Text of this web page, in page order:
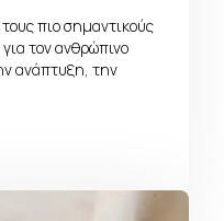
πιο σημαντικούς
τον ανθρώπινο
ανάπτυξη, την